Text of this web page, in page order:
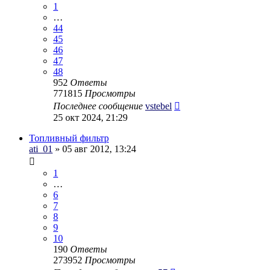
1
…
44
45
46
47
48
952 Ответы
771815 Просмотры
Последнее сообщение vstebel
25 окт 2024, 21:29
Топливный фильтр
ati_01 » 05 авг 2012, 13:24
1
…
6
7
8
9
10
190 Ответы
273952 Просмотры